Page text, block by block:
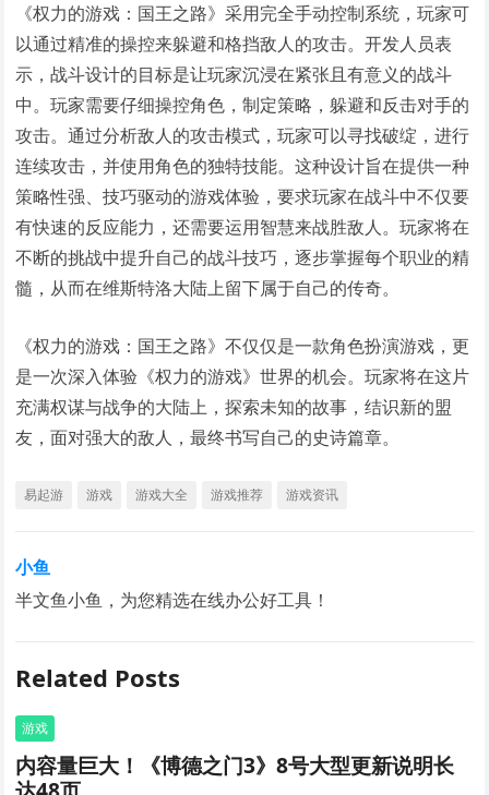
《权力的游戏：国王之路》采用完全手动控制系统，玩家可
以通过精准的操控来躲避和格挡敌人的攻击。开发人员表
示，战斗设计的目标是让玩家沉浸在紧张且有意义的战斗
中。玩家需要仔细操控角色，制定策略，躲避和反击对手的
攻击。通过分析敌人的攻击模式，玩家可以寻找破绽，进行
连续攻击，并使用角色的独特技能。这种设计旨在提供一种
策略性强、技巧驱动的游戏体验，要求玩家在战斗中不仅要
有快速的反应能力，还需要运用智慧来战胜敌人。玩家将在
不断的挑战中提升自己的战斗技巧，逐步掌握每个职业的精
髓，从而在维斯特洛大陆上留下属于自己的传奇。
《权力的游戏：国王之路》不仅仅是一款角色扮演游戏，更
是一次深入体验《权力的游戏》世界的机会。玩家将在这片
充满权谋与战争的大陆上，探索未知的故事，结识新的盟
友，面对强大的敌人，最终书写自己的史诗篇章。
易起游 游戏 游戏大全 游戏推荐 游戏资讯
小鱼
半文鱼小鱼，为您精选在线办公好工具！
Related Posts
游戏
内容量巨大！《博德之门3》8号大型更新说明长